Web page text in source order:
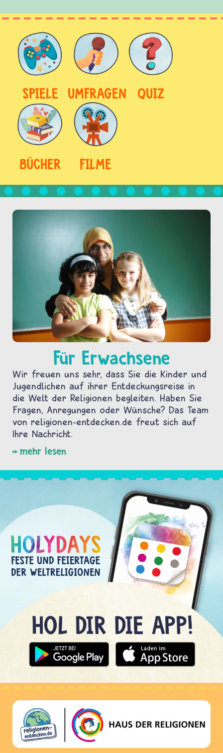
SPIELE UMFRAGEN QUIZ
BÜCHER FILME
Für Erwachsene
Wir freuen uns sehr, dass Sie die Kinder und
Jugendlichen auf ihrer Entdeckungsreise in
die Welt der Religionen begleiten. Haben Sie
Fragen, Anregungen oder Wünsche? Das Team
von religionen-entdecken.de freut sich auf
Ihre Nachricht.
mehr lesen